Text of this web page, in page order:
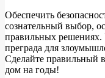
Обеспечить
сознательный выбор,
правильных
преграда для
Сделайте правильный
дом на годы!